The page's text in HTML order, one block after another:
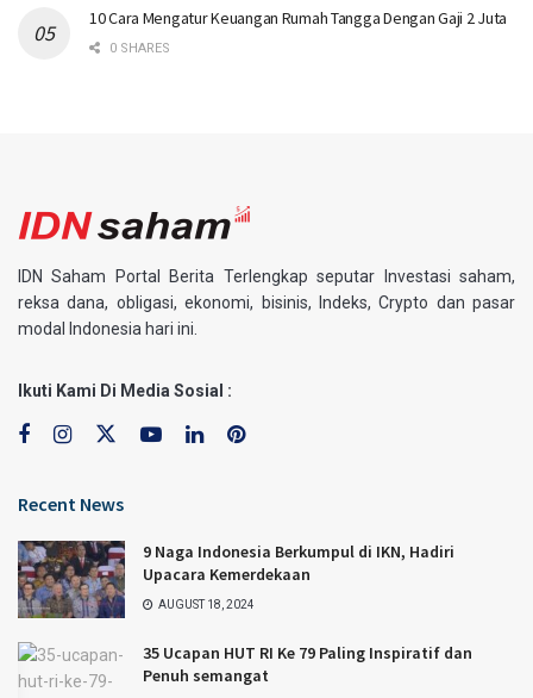
10 Cara Mengatur Keuangan Rumah Tangga Dengan Gaji 2 Juta
0 SHARES
IDN Saham Portal Berita Terlengkap seputar Investasi saham,
reksa dana, obligasi, ekonomi, bisinis, Indeks, Crypto dan pasar
modal Indonesia hari ini.
Ikuti Kami Di Media Sosial :
Recent News
9 Naga Indonesia Berkumpul di IKN, Hadiri
Upacara Kemerdekaan
AUGUST 18, 2024
35 Ucapan HUT RI Ke 79 Paling Inspiratif dan
Penuh semangat